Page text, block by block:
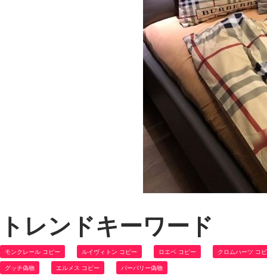
トレンドキーワード
モンクレール コピー ルイヴィトン コピー ロエベ コピー クロムハーツ コ
グッチ偽物 エルメス コピー バーバリー偽物